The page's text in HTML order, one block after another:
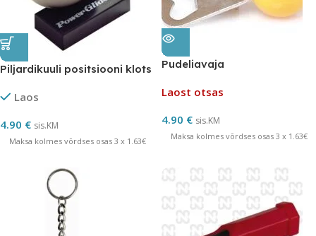
Piljardikuuli positsiooni klots
Laos
4.90 € sis.KM
Maksa kolmes võrdses osas 3 x 1.63€
Pudeliavaja
Laost otsas
4.90 € sis.KM
Maksa kolmes võrdses osas 3 x 1.63€